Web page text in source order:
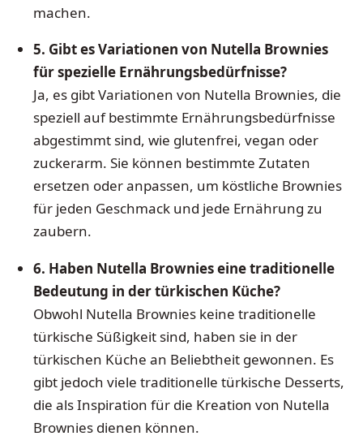
machen.
5. Gibt es Variationen von Nutella Brownies
für spezielle Ernährungsbedürfnisse?
Ja, es gibt Variationen von Nutella Brownies, die
speziell auf bestimmte Ernährungsbedürfnisse
abgestimmt sind, wie glutenfrei, vegan oder
zuckerarm. Sie können bestimmte Zutaten
ersetzen oder anpassen, um köstliche Brownies
für jeden Geschmack und jede Ernährung zu
zaubern.
6. Haben Nutella Brownies eine traditionelle
Bedeutung in der türkischen Küche?
Obwohl Nutella Brownies keine traditionelle
türkische Süßigkeit sind, haben sie in der
türkischen Küche an Beliebtheit gewonnen. Es
gibt jedoch viele traditionelle türkische Desserts,
die als Inspiration für die Kreation von Nutella
Brownies dienen können.